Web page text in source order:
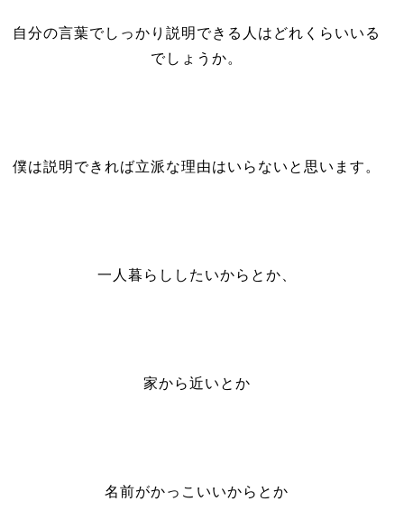
自分の言葉でしっかり説明できる人はどれくらいいる
でしょうか。
僕は説明できれば立派な理由はいらないと思います。
一人暮らししたいからとか、
家から近いとか
名前がかっこいいからとか